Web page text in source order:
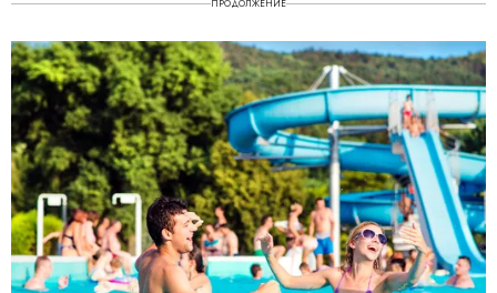
ПРОДОЛЖЕНИЕ